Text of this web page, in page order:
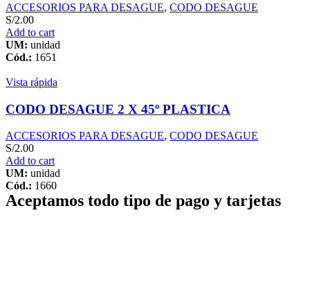
ACCESORIOS PARA DESAGUE, CODO DESAGUE
S/2.00
Add to cart
UM: unidad
Cód.: 1651
Vista rápida
CODO DESAGUE 2 X 45º PLASTICA
ACCESORIOS PARA DESAGUE, CODO DESAGUE
S/2.00
Add to cart
UM: unidad
Cód.: 1660
Aceptamos todo tipo de pago y tarjetas